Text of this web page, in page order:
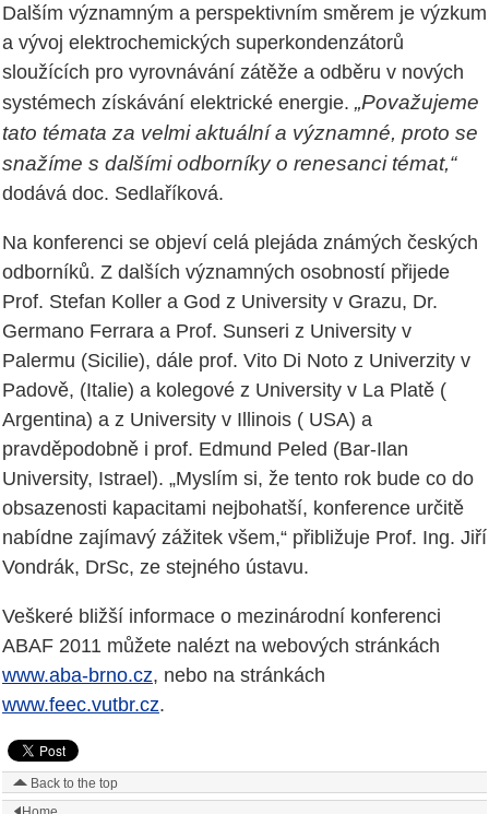
Dalším významným a perspektivním směrem je výzkum
a vývoj elektrochemických superkondenzátorů
sloužících pro vyrovnávání zátěže a odběru v nových
systémech získávání elektrické energie. „Považujeme
tato témata za velmi aktuální a významné, proto se
snažíme s dalšími odborníky o renesanci témat,“
dodává doc. Sedlaříková.
Na konferenci se objeví celá plejáda známých českých
odborníků. Z dalších významných osobností přijede
Prof. Stefan Koller a God z University v Grazu, Dr.
Germano Ferrara a Prof. Sunseri z University v
Palermu (Sicilie), dále prof. Vito Di Noto z Univerzity v
Padově, (Italie) a kolegové z University v La Platě (
Argentina) a z University v Illinois ( USA) a
pravděpodobně i prof. Edmund Peled (Bar-Ilan
University, Istrael). „Myslím si, že tento rok bude co do
obsazenosti kapacitami nejbohatší, konference určitě
nabídne zajímavý zážitek všem,“ přibližuje Prof. Ing. Jiří
Vondrák, DrSc, ze stejného ústavu.
Veškeré bližší informace o mezinárodní konferenci
ABAF 2011 můžete nalézt na webových stránkách
www.aba-brno.cz, nebo na stránkách
www.feec.vutbr.cz.
Back to the top
Home